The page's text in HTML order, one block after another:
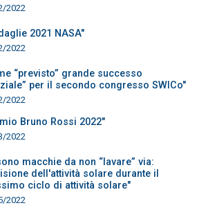
2022
2021 NASA"
2022
“previsto” grande successo
per il secondo congresso SWICo"
2022
Bruno Rossi 2022"
2022
macchie da non “lavare” via:
dell'attività solare durante il
ciclo di attività solare"
2022